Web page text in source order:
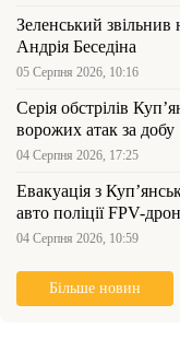
Зеленський
Андрія Беседіна
05 Серпня 2026, 10:16
Серія обстрілів
ворожих атак за добу
04 Серпня 2026, 17:25
Евакуація з
авто поліції FPV-
04 Серпня 2026, 10:59
Більше новин